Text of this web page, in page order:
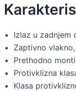
Izlaz u zadnjem
Zaptivno
Prethodno
Protivklizna
Klasa